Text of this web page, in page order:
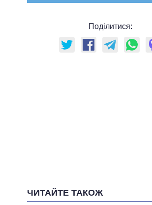
Поділитися:
ЧИТАЙТЕ ТАКОЖ